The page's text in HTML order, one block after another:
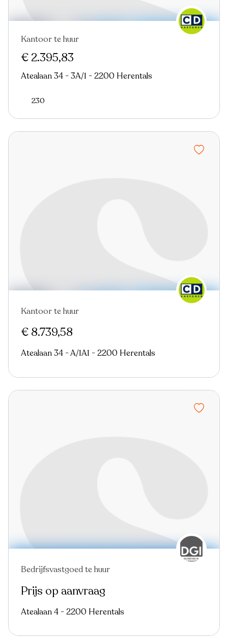
Kantoor te huur
€ 2.395,83
Atealaan 34 - 3A/1 - 2200 Herentals
230
Kantoor te huur
€ 8.739,58
Atealaan 34 - A/1A1 - 2200 Herentals
Bedrijfsvastgoed te huur
Prijs op aanvraag
Atealaan 4 - 2200 Herentals